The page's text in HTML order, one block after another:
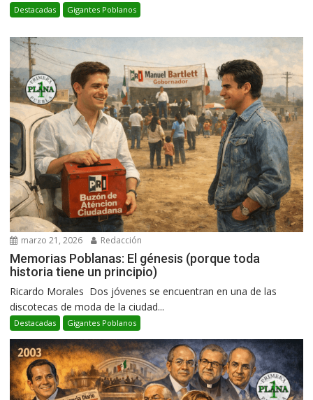
Destacadas Gigantes Poblanos
marzo 21, 2026 Redacción
Memorias Poblanas: El génesis (porque toda
historia tiene un principio)
Ricardo Morales Dos jóvenes se encuentran en una de las
discotecas de moda de la ciudad...
Destacadas Gigantes Poblanos